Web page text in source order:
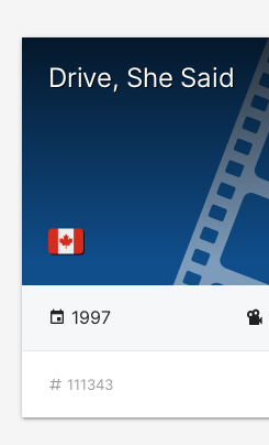
Drive, She Said
1997
111343